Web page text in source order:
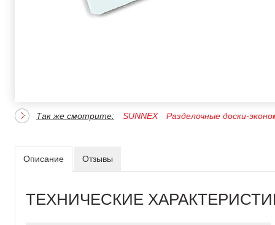
Так же смотрите: SUNNEX Разделочные доски-
Описание Отзывы
ТЕХНИЧЕСКИЕ